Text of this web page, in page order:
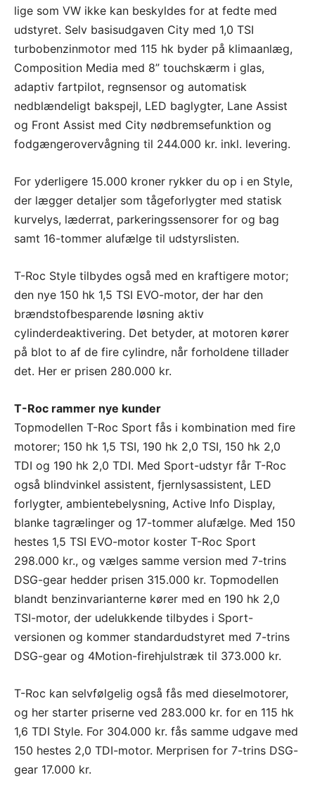
lige som VW ikke kan beskyldes for at fedte med
udstyret. Selv basisudgaven City med 1,0 TSI
turbobenzinmotor med 115 hk byder på klimaanlæg,
Composition Media med 8” touchskærm i glas,
adaptiv fartpilot, regnsensor og automatisk
nedblændeligt bakspejl, LED baglygter, Lane Assist
og Front Assist med City nødbremsefunktion og
fodgængerovervågning til 244.000 kr. inkl. levering.
For yderligere 15.000 kroner rykker du op i en Style,
der lægger detaljer som tågeforlygter med statisk
kurvelys, læderrat, parkeringssensorer for og bag
samt 16-tommer alufælge til udstyrslisten.
T-Roc Style tilbydes også med en kraftigere motor;
den nye 150 hk 1,5 TSI EVO-motor, der har den
brændstofbesparende løsning aktiv
cylinderdeaktivering. Det betyder, at motoren kører
på blot to af de fire cylindre, når forholdene tillader
det. Her er prisen 280.000 kr.
T-Roc rammer nye kunder
Topmodellen T-Roc Sport fås i kombination med fire
motorer; 150 hk 1,5 TSI, 190 hk 2,0 TSI, 150 hk 2,0
TDI og 190 hk 2,0 TDI. Med Sport-udstyr får T-Roc
også blindvinkel assistent, fjernlysassistent, LED
forlygter, ambientebelysning, Active Info Display,
blanke tagrælinger og 17-tommer alufælge. Med 150
hestes 1,5 TSI EVO-motor koster T-Roc Sport
298.000 kr., og vælges samme version med 7-trins
DSG-gear hedder prisen 315.000 kr. Topmodellen
blandt benzinvarianterne kører med en 190 hk 2,0
TSI-motor, der udelukkende tilbydes i Sport-
versionen og kommer standardudstyret med 7-trins
DSG-gear og 4Motion-firehjulstræk til 373.000 kr.
T-Roc kan selvfølgelig også fås med dieselmotorer,
og her starter priserne ved 283.000 kr. for en 115 hk
1,6 TDI Style. For 304.000 kr. fås samme udgave med
150 hestes 2,0 TDI-motor. Merprisen for 7-trins DSG-
gear 17.000 kr.